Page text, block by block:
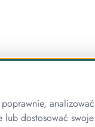
dostosować